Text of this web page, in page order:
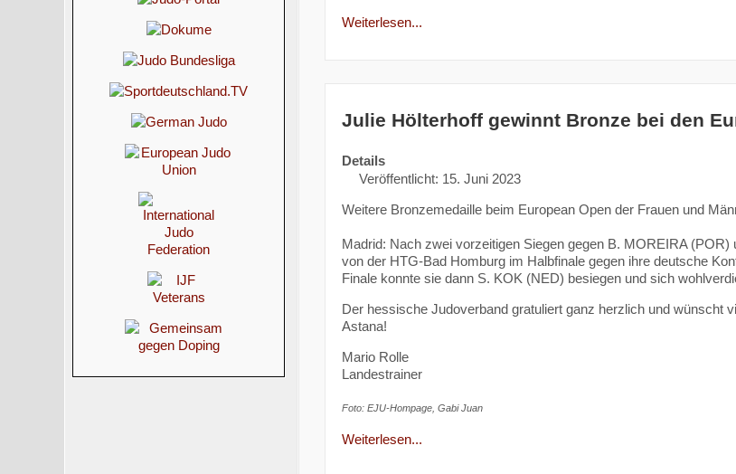
Weiterlesen...
Julie Hölterhoff gewinnt Bronze bei den
Details
Veröffentlicht: 15. Juni 2023
Weitere Bronzemedaille beim European Open der Frauen und
Madrid: Nach zwei vorzeitigen Siegen gegen B. MOREIRA
von der HTG-Bad Homburg im Halbfinale gegen ihre deutsche
Finale konnte sie dann S. KOK (NED) besiegen und sich
Der hessische Judoverband gratuliert ganz herzlich und wünscht
Astana!
Mario Rolle
Landestrainer
Foto: EJU-Hompage, Gabi Juan
Weiterlesen...